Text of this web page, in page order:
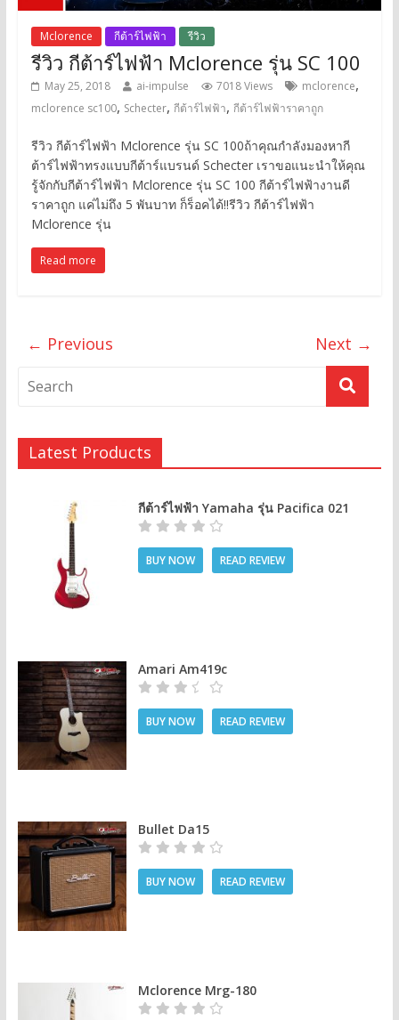
Mclorence กีต้าร์ไฟฟ้า รีวิว
รีวิว กีต้าร์ไฟฟ้า Mclorence รุ่น SC 100
May 25, 2018 ai-impulse 7018 Views mclorence,
mclorence sc100, Schecter, กีต้าร์ไฟฟ้า, กีต้าร์ไฟฟ้าราคาถูก
รีวิว กีต้าร์ไฟฟ้า Mclorence รุ่น SC 100ถ้าคุณกำลังมองหากี
ต้าร์ไฟฟ้าทรงแบบกีต้าร์แบรนด์ Schecter เราขอแนะนำให้คุณ
รู้จักกับกีต้าร์ไฟฟ้า Mclorence รุ่น SC 100 กีต้าร์ไฟฟ้างานดี
ราคาถูก แค่ไม่ถึง 5 พันบาท ก็ร็อคได้!!รีวิว กีต้าร์ไฟฟ้า
Mclorence รุ่น
Read more
← Previous Next →
Latest Products
กีต้าร์ไฟฟ้า Yamaha รุ่น Pacifica 021
BUY NOW READ REVIEW
Amari Am419c
BUY NOW READ REVIEW
Bullet Da15
BUY NOW READ REVIEW
Mclorence Mrg-180